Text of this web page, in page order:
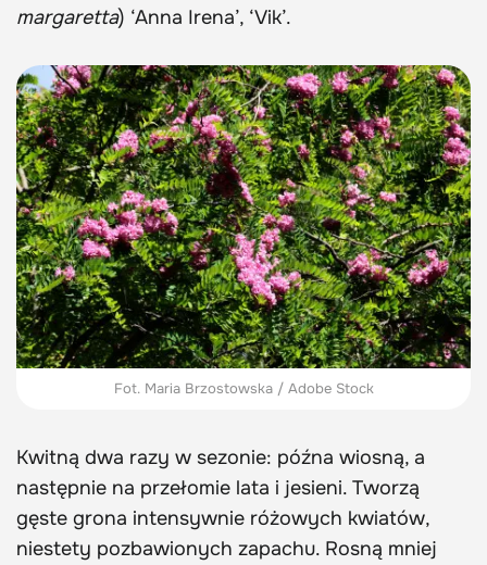
margaretta) ‘Anna Irena’, ‘Vik’.
Fot. Maria Brzostowska / Adobe Stock
Kwitną dwa razy w sezonie: późna wiosną, a
następnie na przełomie lata i jesieni. Tworzą
gęste grona intensywnie różowych kwiatów,
niestety pozbawionych zapachu. Rosną mniej